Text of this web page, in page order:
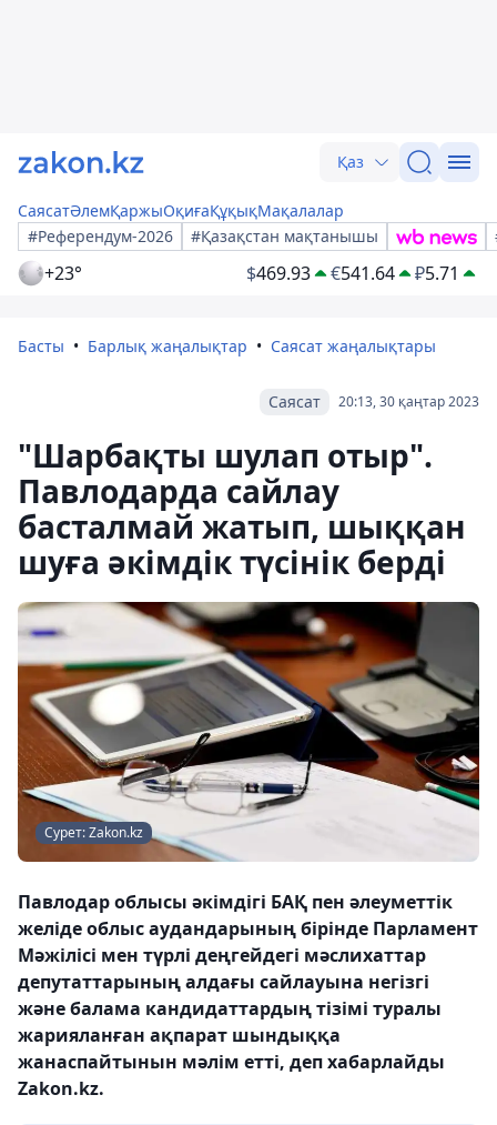
Қаз
СаясатӘлемҚаржыОқиғаҚұқықМақалалар
#Референдум-2026
#Қазақстан мақтанышы
+23° $469.93 €541.64 ₽5.71
Басты Барлық жаңалықтар Саясат жаңалықтары
20:13, 30 қаңтар 2023
Саясат
"Шарбақты шулап отыр".
Павлодарда сайлау
басталмай жатып, шыққан
шуға әкімдік түсінік берді
Сурет: Zakon.kz
Павлодар облысы әкімдігі БАҚ пен әлеуметтік
желіде облыс аудандарының бірінде Парламент
Мәжілісі мен түрлі деңгейдегі мәслихаттар
депутаттарының алдағы сайлауына негізгі
және балама кандидаттардың тізімі туралы
жарияланған ақпарат шындыққа
жанаспайтынын мәлім етті, деп хабарлайды
Zakon.kz.